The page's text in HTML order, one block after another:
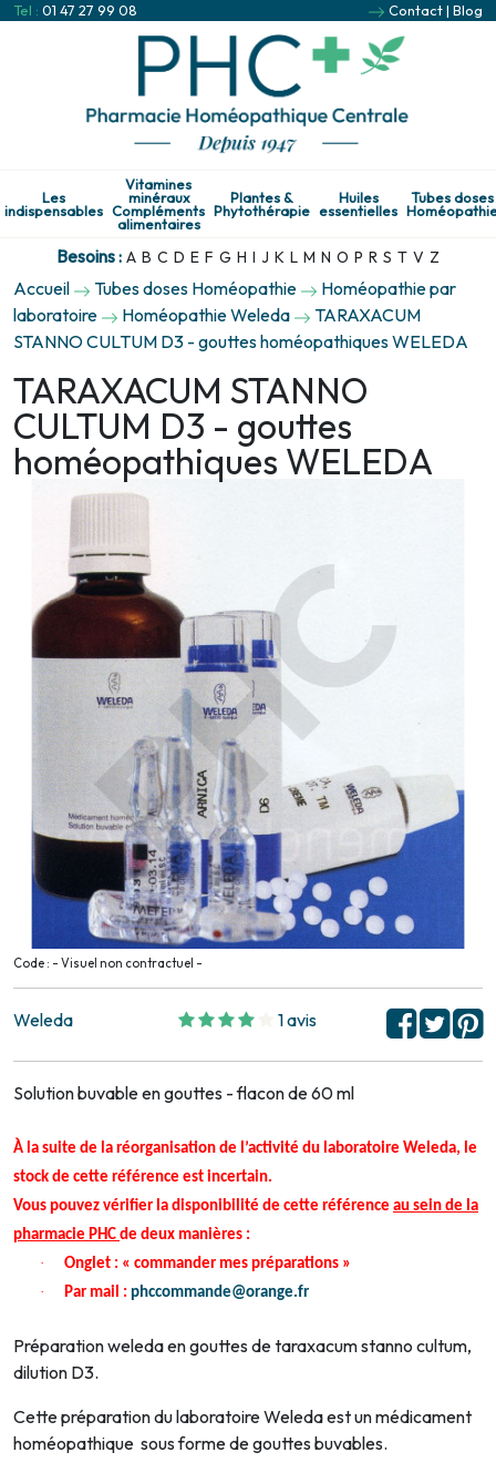
Tel : 01 47 27 99 08 Contact| Blog
Les
indispensables
Vitamines
minéraux
Compléments
alimentaires
Plantes &
Phytothérapie
Huiles
essentielles
Tubes doses
Besoins : A B C D E F G H I J K L M N O P R S T V Z
Accueil Tubes doses Homéopathie
Homéopathie par
laboratoire
Homéopathie Weleda
TARAXACUM
STANNO CULTUM D3 - gouttes homéopathiques WELEDA
TARAXACUM STANNO
CULTUM D3 - gouttes
homéopathiques WELEDA
Code : - Visuel non contractuel -
Weleda 1 avis
Solution buvable en gouttes - flacon de 60 ml
À la suite de la réorganisation de l’activité du laboratoire Weleda, le
stock de cette référence est incertain.
Vous pouvez vérifier la disponibilité de cette référence au sein de la
pharmacie PHC de deux manières :
·
Onglet : « commander mes préparations »
·
Par mail : phccommande@orange.fr
Préparation weleda en gouttes de taraxacum stanno cultum,
dilution D3.
Cette préparation du laboratoire Weleda est un médicament
homéopathique sous forme de gouttes buvables.